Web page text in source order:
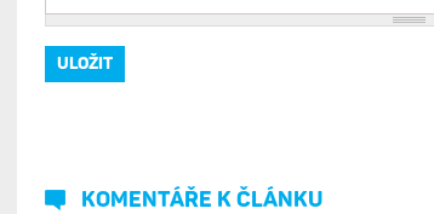
KOMENTÁŘE K ČLÁNKU